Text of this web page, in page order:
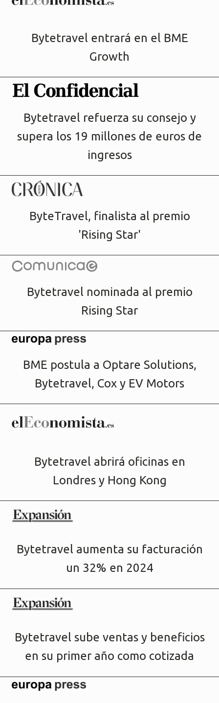
Bytetravel entrará en el BME
Growth
Bytetravel refuerza su consejo y
supera los 19 millones de euros de
ingresos
ByteTravel, finalista al premio
'Rising Star'
Bytetravel nominada al premio
Rising Star
BME postula a Optare Solutions,
Bytetravel, Cox y EV Motors
Bytetravel abrirá oficinas en
Londres y Hong Kong
Bytetravel aumenta su facturación
un 32% en 2024
Bytetravel sube ventas y beneficios
en su primer año como cotizada